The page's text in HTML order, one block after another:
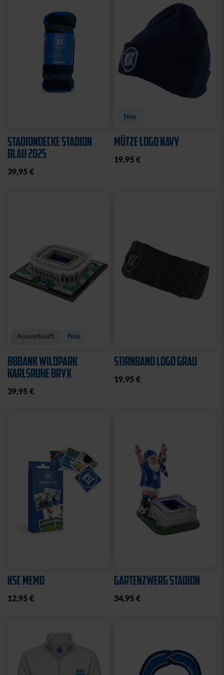
STADIONDECKE STADION
BLAU 2025
39,95 €
Neu
MÜTZE LOGO NAVY
19,95 €
Ausverkauft Neu
BBBANK WILDPARK
KARLSRUHE BRYX
39,95 €
STIRNBAND LOGO GRAU
19,95 €
KSC MEMO
12,95 €
GARTENZWERG STADION
34,95 €